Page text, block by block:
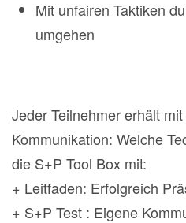
Mit unfairen Taktiken
umgehen
Jeder Teilnehmer erhält
Kommunikation: Welche
die S+P Tool Box mit:
+ Leitfaden: Erfolgreich
+ S+P Test : Eigene